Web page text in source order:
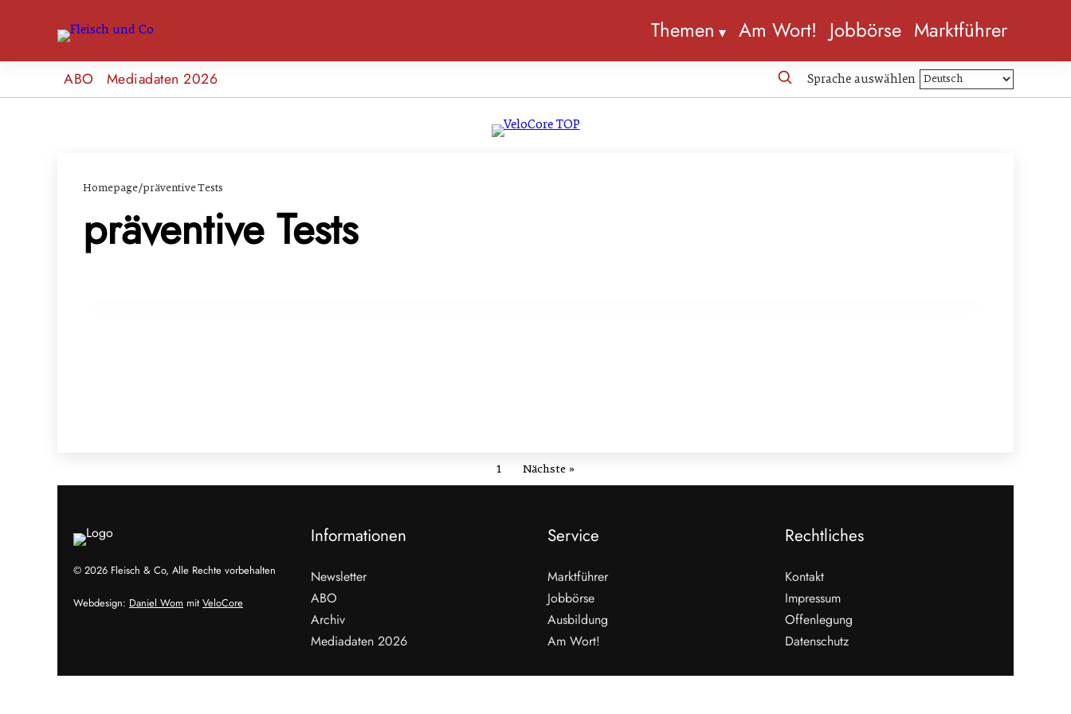
Themen Am Wort! Jobbörse Marktführer
ABO Mediadaten 2026 Sprache auswählen
Homepage/präventive Tests
präventive Tests
1 Nächste »
© 2026 Fleisch & Co, Alle Rechte vorbehalten
Webdesign: Daniel Wom mit VeloCore
Informationen
Newsletter
ABO
Archiv
Mediadaten 2026
Service
Marktführer
Jobbörse
Ausbildung
Am Wort!
Rechtliches
Kontakt
Impressum
Offenlegung
Datenschutz